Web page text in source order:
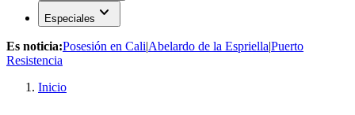
Especiales expand_more
Es noticia:Posesión en Cali|Abelardo de la Espriella|Puerto
Resistencia
Inicio